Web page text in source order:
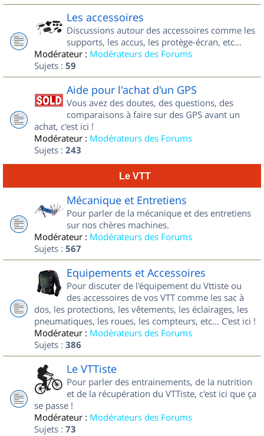
Les accessoires
Discussions autour des accessoires comme les
supports, les accus, les protège-écran, etc...
Modérateur : Modérateurs des Forums
Sujets : 59
Aide pour l'achat d'un GPS
Vous avez des doutes, des questions, des
comparaisons à faire sur des GPS avant un
achat, c'est ici !
Modérateur : Modérateurs des Forums
Sujets : 243
Le VTT
Mécanique et Entretiens
Pour parler de la mécanique et des entretiens
sur nos chères machines.
Modérateur : Modérateurs des Forums
Sujets : 567
Equipements et Accessoires
Pour discuter de l'équipement du Vttiste ou
des accessoires de vos VTT comme les sac à
dos, les protections, les vêtements, les éclairages, les
pneumatiques, les roues, les compteurs, etc... C'est ici !
Modérateur : Modérateurs des Forums
Sujets : 386
Le VTTiste
Pour parler des entrainements, de la nutrition
et de la récupération du VTTiste, c'est ici que ça
se passe !
Modérateur : Modérateurs des Forums
Sujets : 73